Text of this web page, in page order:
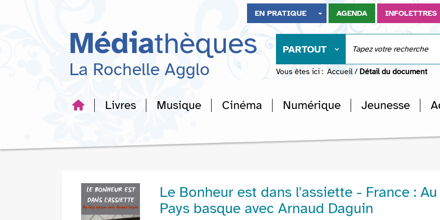
recherche
EN PRATIQUE AGENDA INFOLETTRES
Médiathèques
La Rochelle Agglo
PARTOUT
Vous êtes ici : Accueil / Détail du document
Livres Musique Cinéma Numérique Jeunesse
Le Bonheur est dans l'assiette - France : Au
Pays basque avec Arnaud Daguin